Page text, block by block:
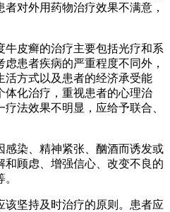
对外用药物治疗效果不满意，
皮癣的治疗主要包括光疗和系
患者疾病的严重程度不同外，
活方式以及患者的经济承受能
体化治疗，重视患者的心理治
法效果不明显，应给予联合、
感染、精神紧张、酗酒而诱发或
和顾虑、增强信心、改变不良的
该坚持及时治疗的原则。患者应